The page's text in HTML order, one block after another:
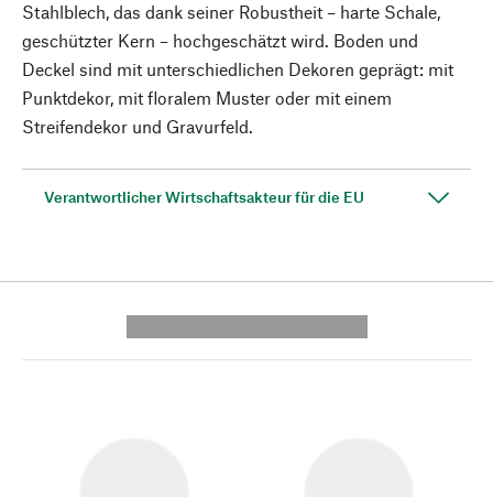
Stahlblech, das dank seiner Robustheit – harte Schale,
geschützter Kern – hochgeschätzt wird. Boden und
Deckel sind mit unterschiedlichen Dekoren geprägt: mit
Punktdekor, mit floralem Muster oder mit einem
Streifendekor und Gravurfeld.
Verantwortlicher Wirtschaftsakteur für die EU